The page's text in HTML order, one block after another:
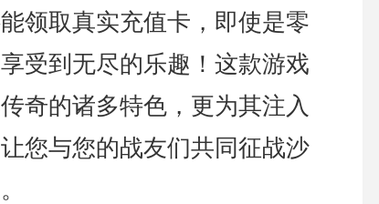
领取真实充值卡，即使是零
受到无尽的乐趣！这款游戏
奇的诸多特色，更为其注入
您与您的战友们共同征战沙